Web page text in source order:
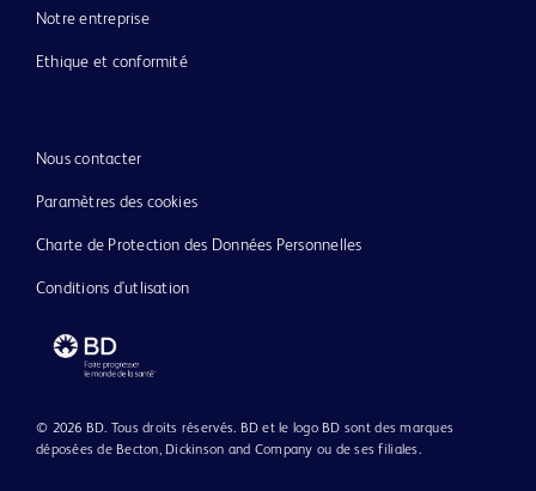
Notre entreprise
Ethique et conformité
Nous contacter
Paramètres des cookies
Charte de Protection des Données Personnelles
Conditions d'utlisation
© 2026 BD. Tous droits réservés. BD et le logo BD sont des marques
déposées de Becton, Dickinson and Company ou de ses filiales.